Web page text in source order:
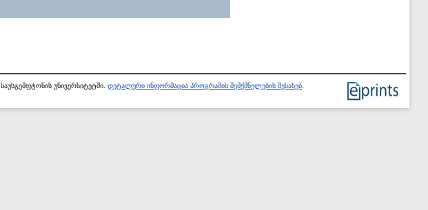
საუსგემფტონის უნივერსიტეტში. დეტალური ინფორმაცია პროგრამის შემქმნელების შესახებ.